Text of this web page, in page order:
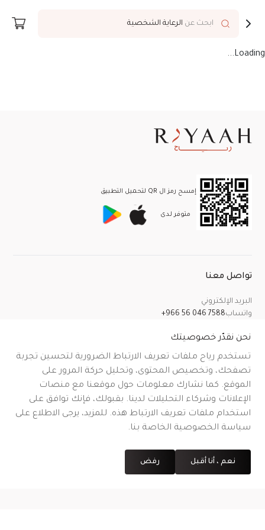
ابحث عن الرعاية الشخصية
Loading...
إمسح رمز ال QR لتحميل التطبيق
متوفر لـدى
تواصل معنا
البريد الإلكتروني
واتساب+966 56 046 7588
سياسة الإرجاع والاسترداد والإلغاء
CR No.| VAT No.
رقم شهادة التوثيق على منصة معروف
نحن نقدّر خصوصيتك
تستخدم رياح ملفات تعريف الارتباط الضرورية لتحسين تجربة
تصفحك، وتخصيص المحتوى، وتحليل حركة المرور على
الموقع. كما نشارك معلومات حول موقعنا مع منصات
الإعلانات وشركاء التحليلات لدينا. بقبولك، فإنك توافق على
استخدام ملفات تعريف الارتباط هذه. للمزيد، يرجى الاطلاع على
سياسة الخصوصية الخاصة بنا.
نعم ، أنا أقبل رفض